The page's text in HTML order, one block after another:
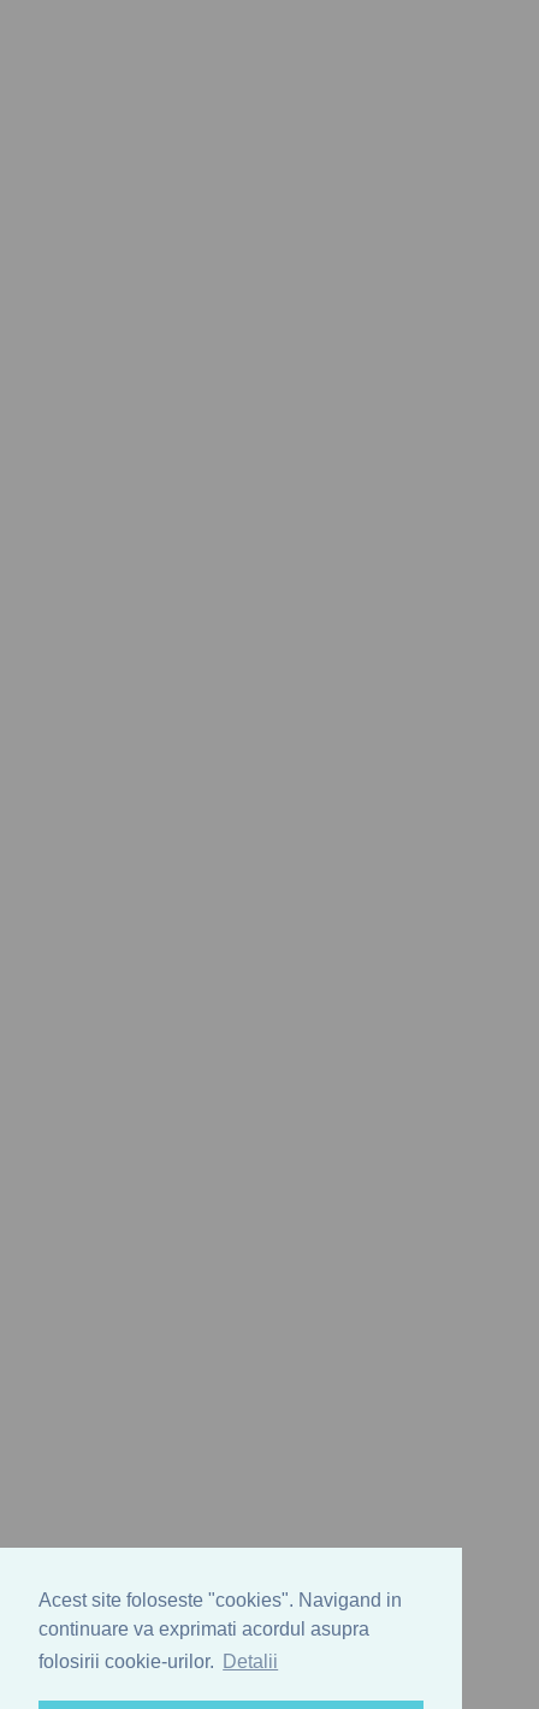
Acest site foloseste "cookies". Navigand in
continuare va exprimati acordul asupra
folosirii cookie-urilor.
Detalii